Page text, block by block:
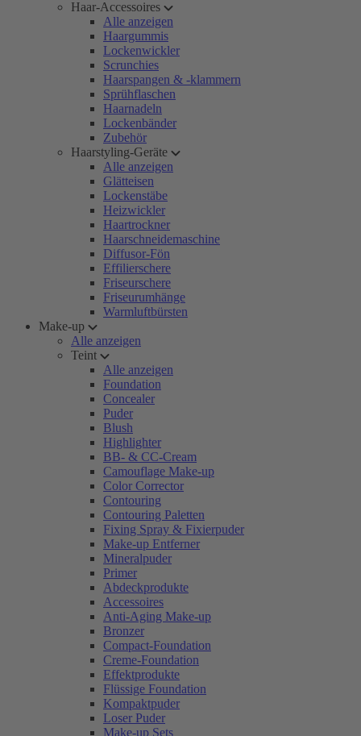
Haar-Accessoires
Alle anzeigen
Haargummis
Lockenwickler
Scrunchies
Haarspangen & -klammern
Sprühflaschen
Haarnadeln
Lockenbänder
Zubehör
Haarstyling-Geräte
Alle anzeigen
Glätteisen
Lockenstäbe
Heizwickler
Haartrockner
Haarschneidemaschine
Diffusor-Fön
Effilierschere
Friseurschere
Friseurumhänge
Warmluftbürsten
Make-up
Alle anzeigen
Teint
Alle anzeigen
Foundation
Concealer
Puder
Blush
Highlighter
BB- & CC-Cream
Camouflage Make-up
Color Corrector
Contouring
Contouring Paletten
Fixing Spray & Fixierpuder
Make-up Entferner
Mineralpuder
Primer
Abdeckprodukte
Accessoires
Anti-Aging Make-up
Bronzer
Compact-Foundation
Creme-Foundation
Effektprodukte
Flüssige Foundation
Kompaktpuder
Loser Puder
Make-up Sets